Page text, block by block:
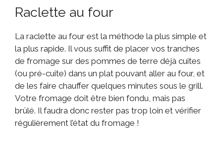
Raclette au four
La raclette au four est la méthode la plus simple et
la plus rapide. Il vous suffit de placer vos tranches
de fromage sur des pommes de terre déjà cuites
(ou pré-cuite) dans un plat pouvant aller au four, et
de les faire chauffer quelques minutes sous le grill.
Votre fromage doit être bien fondu, mais pas
brûlé. Il faudra donc rester pas trop loin et vérifier
régulièrement l’état du fromage !